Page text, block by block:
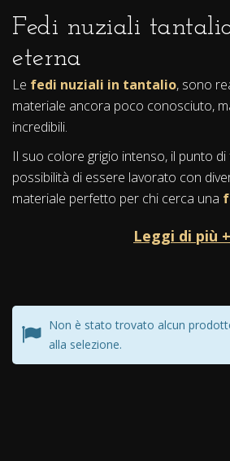
Fedi nuziali
eterna
Le fedi nuziali in tantalio, sono
materiale ancora poco conosciuto,
incredibili.
Il suo colore grigio intenso, il punto di
possibilità di essere lavorato con
materiale perfetto per chi cerca una
esprimere i sentimenti più profondi.
Il Tantalio è uno degli ultimi metalli
1802.
Leggi di più +
Non è stato trovato alcun
alla selezione.